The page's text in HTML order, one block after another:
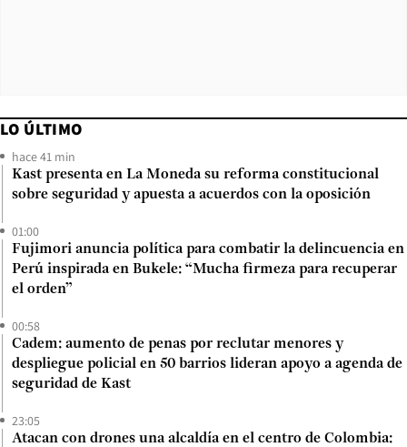
LO ÚLTIMO
hace 41 min
Kast presenta en La Moneda su reforma constitucional
sobre seguridad y apuesta a acuerdos con la oposición
01:00
Fujimori anuncia política para combatir la delincuencia en
Perú inspirada en Bukele: “Mucha firmeza para recuperar
el orden”
00:58
Cadem: aumento de penas por reclutar menores y
despliegue policial en 50 barrios lideran apoyo a agenda de
seguridad de Kast
23:05
Atacan con drones una alcaldía en el centro de Colombia: